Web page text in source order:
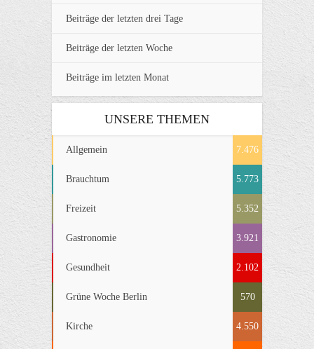
Beiträge der letzten drei Tage
Beiträge der letzten Woche
Beiträge im letzten Monat
UNSERE THEMEN
Allgemein 7.476
Brauchtum 5.773
Freizeit 5.352
Gastronomie 3.921
Gesundheit 2.102
Grüne Woche Berlin 570
Kirche 4.550